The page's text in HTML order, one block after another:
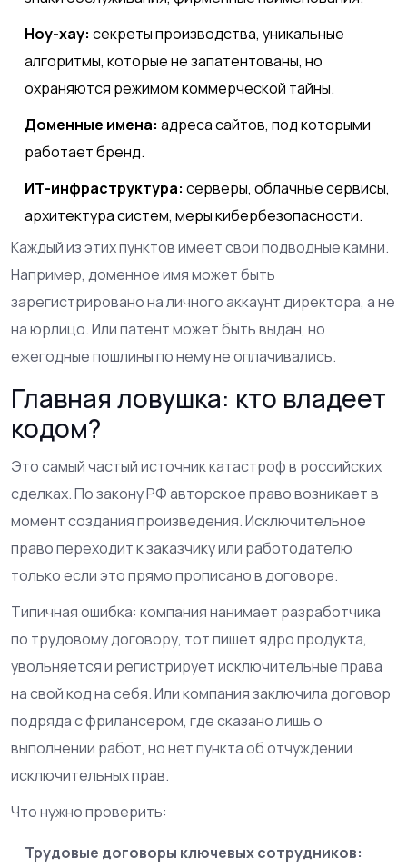
Ноу-хау: секреты производства, уникальные
алгоритмы, которые не запатентованы, но
охраняются режимом коммерческой тайны.
Доменные имена: адреса сайтов, под которыми
работает бренд.
ИТ-инфраструктура: серверы, облачные сервисы,
архитектура систем, меры кибербезопасности.
Каждый из этих пунктов имеет свои подводные камни.
Например, доменное имя может быть
зарегистрировано на личного аккаунт директора, а не
на юрлицо. Или патент может быть выдан, но
ежегодные пошлины по нему не оплачивались.
Главная ловушка: кто владеет
кодом?
Это самый частый источник катастроф в российских
сделках. По закону РФ авторское право возникает в
момент создания произведения. Исключительное
право переходит к заказчику или работодателю
только если это прямо прописано в договоре.
Типичная ошибка: компания нанимает разработчика
по трудовому договору, тот пишет ядро продукта,
увольняется и регистрирует исключительные права
на свой код на себя. Или компания заключила договор
подряда с фрилансером, где сказано лишь о
выполнении работ, но нет пункта об отчуждении
исключительных прав.
Что нужно проверить:
Трудовые договоры ключевых сотрудников: